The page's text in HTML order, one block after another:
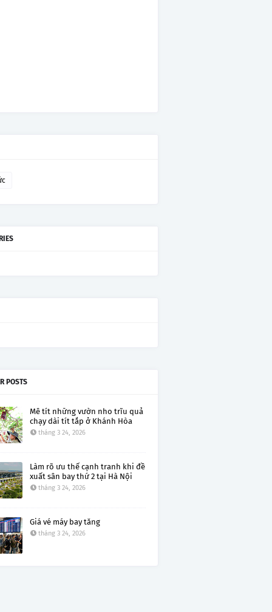
POSTS
Mê tít những vườn nho trĩu quả
chạy dài tít tắp ở Khánh Hòa
tháng 3 24, 2026
Làm rõ ưu thế cạnh tranh khi đề
xuất sân bay thứ 2 tại Hà Nội
tháng 3 24, 2026
Giá vé máy bay tăng
tháng 3 24, 2026